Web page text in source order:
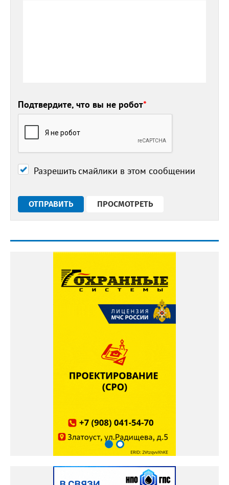
Подтвердите, что вы не робот*
Разрешить смайлики в этом сообщении